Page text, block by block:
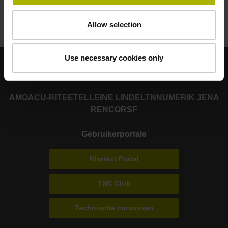
Allow selection
Use necessary cookies only
AMOACU-RITE ETEL LEINE LINDE LTN NUMERIK JENA
RENCORSF
Gebruikerportals
Klartext Portal
TNC Club
Technische cursussen